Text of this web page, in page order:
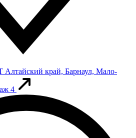
Алтайский край, Барнаул, Мало-
4